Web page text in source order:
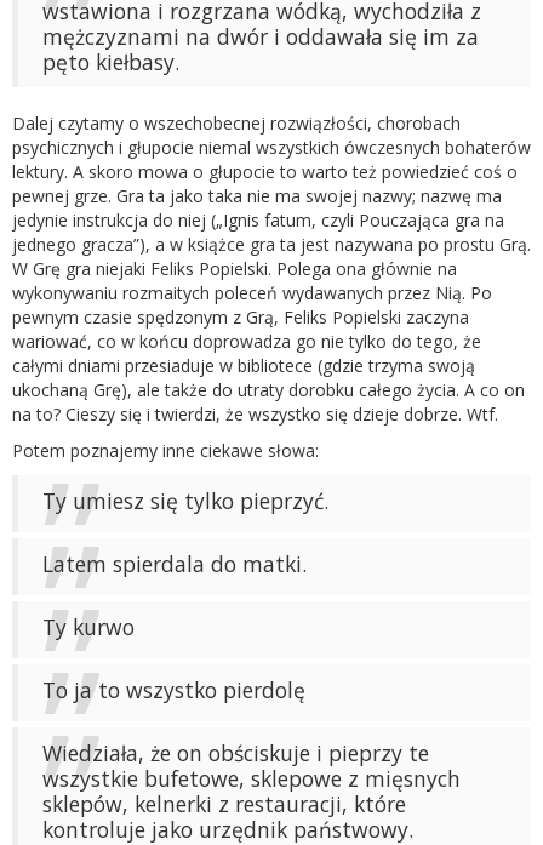
wstawiona i rozgrzana wódką, wychodziła z
mężczyznami na dwór i oddawała się im za
pęto kiełbasy.
Dalej czytamy o wszechobecnej rozwiązłości, chorobach
psychicznych i głupocie niemal wszystkich ówczesnych bohaterów
lektury. A skoro mowa o głupocie to warto też powiedzieć coś o
pewnej grze. Gra ta jako taka nie ma swojej nazwy; nazwę ma
jedynie instrukcja do niej („Ignis fatum, czyli Pouczająca gra na
jednego gracza”), a w książce gra ta jest nazywana po prostu Grą.
W Grę gra niejaki Feliks Popielski. Polega ona głównie na
wykonywaniu rozmaitych poleceń wydawanych przez Nią. Po
pewnym czasie spędzonym z Grą, Feliks Popielski zaczyna
wariować, co w końcu doprowadza go nie tylko do tego, że
całymi dniami przesiaduje w bibliotece (gdzie trzyma swoją
ukochaną Grę), ale także do utraty dorobku całego życia. A co on
na to? Cieszy się i twierdzi, że wszystko się dzieje dobrze. Wtf.
Potem poznajemy inne ciekawe słowa:
Ty umiesz się tylko pieprzyć.
Latem spierdala do matki.
Ty kurwo
To ja to wszystko pierdolę
Wiedziała, że on obściskuje i pieprzy te
wszystkie bufetowe, sklepowe z mięsnych
sklepów, kelnerki z restauracji, które
kontroluje jako urzędnik państwowy.